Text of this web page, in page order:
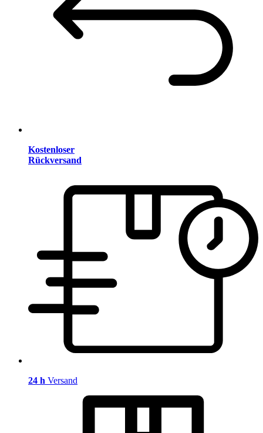
Kostenloser
Rückversand
24 h Versand